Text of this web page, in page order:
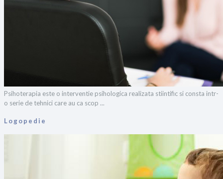
Psihoterapia este o interventie psihologica realizata stiintific si consta intr-
o serie de tehnici care au ca scop ...
Logopedie